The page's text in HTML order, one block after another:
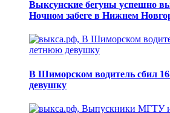
Выксунские бегуны успешно
Ночном забеге в Нижнем
В Шиморском водитель сбил
девушку